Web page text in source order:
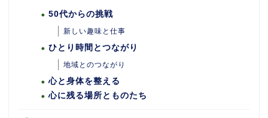
50代からの挑戦
新しい趣味と仕事
ひとり時間とつながり
地域とのつながり
心と身体を整える
心に残る場所とものたち